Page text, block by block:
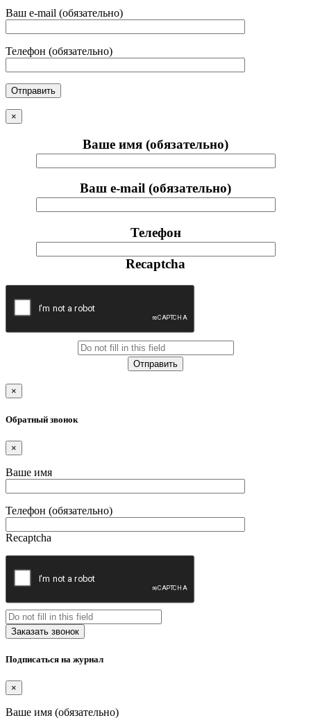
Ваш e-mail (обязательно)
Телефон (обязательно)
×
Ваше имя (обязательно)
Ваш e-mail (обязательно)
Телефон
Recaptcha
×
Обратный звонок
×
Ваше имя
Телефон (обязательно)
Recaptcha
Подписаться на журнал
×
Ваше имя (обязательно)